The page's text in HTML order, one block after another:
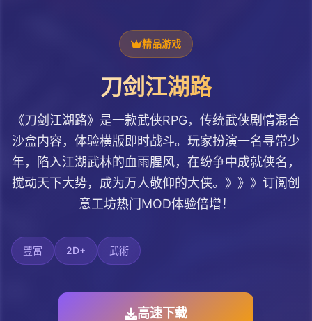
精品游戏
刀剑江湖路
《刀剑江湖路》是一款武侠RPG，传统武侠剧情混合
沙盒内容，体验横版即时战斗。玩家扮演一名寻常少
年，陷入江湖武林的血雨腥风，在纷争中成就侠名，
搅动天下大势，成为万人敬仰的大侠。》》》订阅创
意工坊热门MOD体验倍增！
豐富 2D+ 武術
高速下载